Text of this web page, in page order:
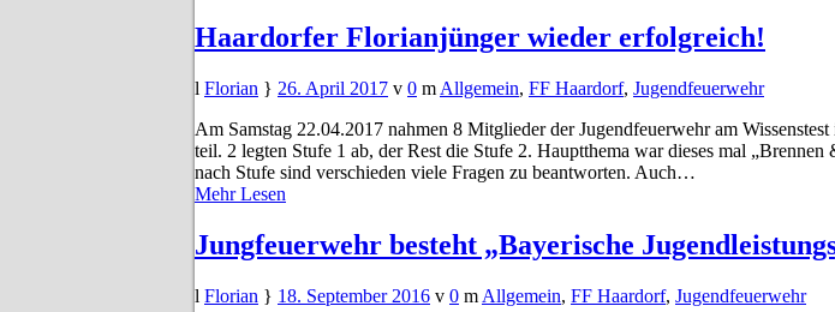
Haardorfer Florianjünger wieder erfolgreich!
Florian 26. April 2017 0 Allgemein, FF Haardorf, Jugendfeuerwehr
Am Samstag 22.04.2017 nahmen 8 Mitglieder der Jugendfeuerwehr am Wissenstest
teil. 2 legten Stufe 1 ab, der Rest die Stufe 2. Hauptthema war dieses mal „Brennen
nach Stufe sind verschieden viele Fragen zu beantworten. Auch…
Mehr Lesen
Jungfeuerwehr besteht „Bayerische
Florian 18. September 2016 0 Allgemein, FF Haardorf, Jugendfeuerwehr